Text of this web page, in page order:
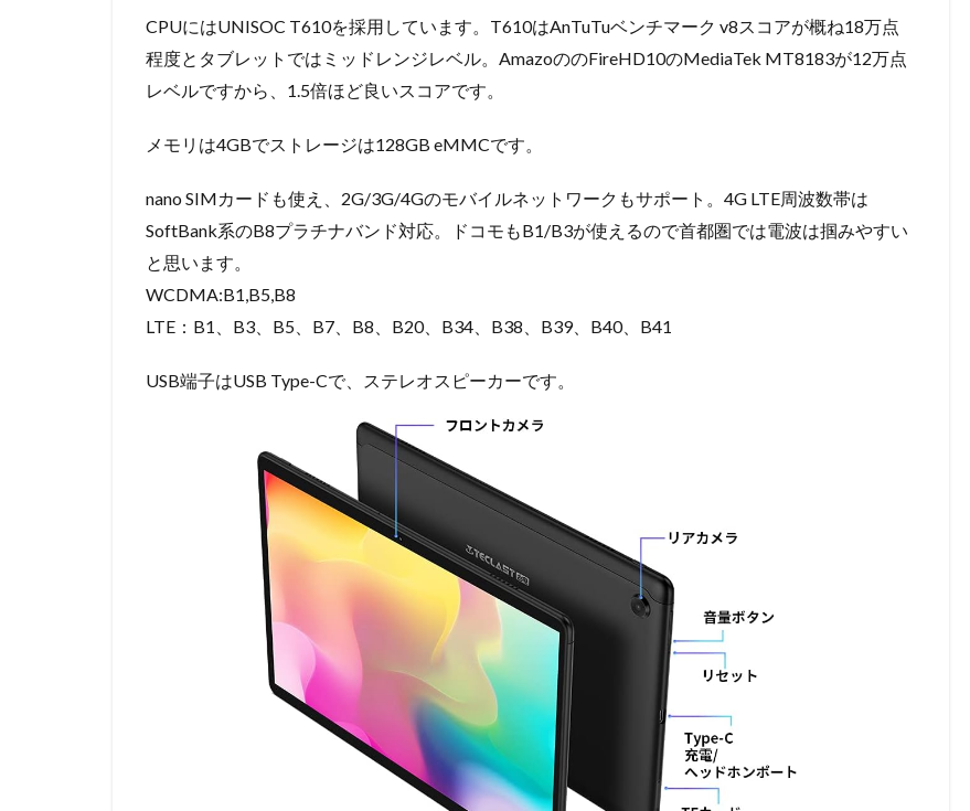
CPUにはUNISOC T610を採用しています。T610はAnTuTuベンチマーク v8スコアが概ね18万点
程度とタブレットではミッドレンジレベル。AmazoののFireHD10のMediaTek MT8183が12万点
レベルですから、1.5倍ほど良いスコアです。
メモリは4GBでストレージは128GB eMMCです。
nano SIMカードも使え、2G/3G/4Gのモバイルネットワークもサポート。4G LTE周波数帯は
SoftBank系のB8プラチナバンド対応。ドコモもB1/B3が使えるので首都圏では電波は掴みやすい
と思います。
WCDMA:B1,B5,B8
LTE：B1、B3、B5、B7、B8、B20、B34、B38、B39、B40、B41
USB端子はUSB Type-Cで、ステレオスピーカーです。